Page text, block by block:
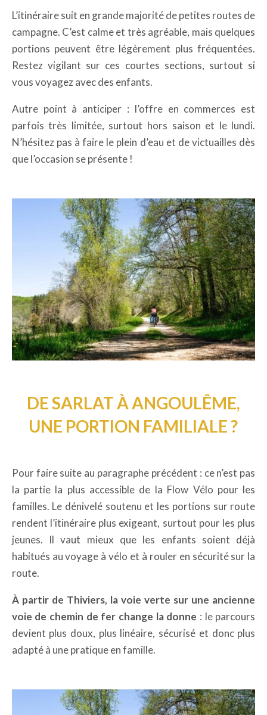
L’itinéraire suit en grande majorité de petites routes de
campagne. C’est calme et très agréable, mais quelques
portions peuvent être légèrement plus fréquentées.
Restez vigilant sur ces courtes sections, surtout si
vous voyagez avec des enfants.
Autre point à anticiper : l’offre en commerces est
parfois très limitée, surtout hors saison et le lundi.
N’hésitez pas à faire le plein d’eau et de victuailles dès
que l’occasion se présente !
DE SARLAT À ANGOULÊME,
UNE PORTION FAMILIALE ?
Pour faire suite au paragraphe précédent : ce n’est pas
la partie la plus accessible de la Flow Vélo pour les
familles. Le dénivelé soutenu et les portions sur route
rendent l’itinéraire plus exigeant, surtout pour les plus
jeunes. Il vaut mieux que les enfants soient déjà
habitués au voyage à vélo et à rouler en sécurité sur la
route.
À partir de Thiviers, la voie verte sur une ancienne
voie de chemin de fer change la donne : le parcours
devient plus doux, plus linéaire, sécurisé et donc plus
adapté à une pratique en famille.